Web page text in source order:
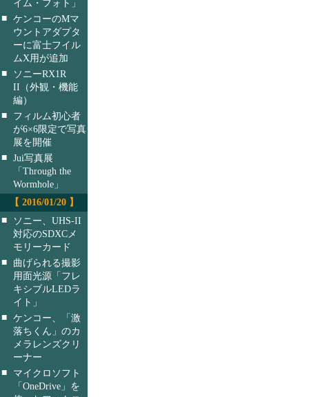
イム・フォト」
■ ケンコーのMマ
ウントアダプタ
ーに富士フイル
ムX用が追加
■
ソニーRX1R
II（外観・機能
編）
■
フィルム初心者
が6×6限定で写真
展を開催
■ Jui写真展
「Through the
Wormhole」
【 2016/01/20 】
■
ソニー、UHS-II
対応のSDXCメ
モリーカード
■
曲げられる撮影
用面光源「フレ
キシブルLEDラ
イト」
■ ケンコー、「激
落ちくん」のカ
メラレンズクリ
ーナー
■
マイクロソフト
「OneDrive」を